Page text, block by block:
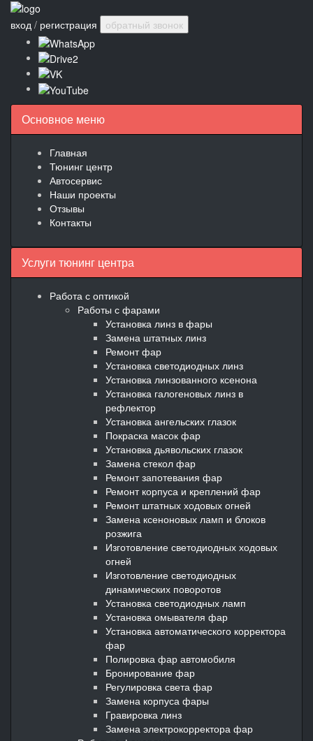
вход / регистрация обратный звонок
Основное меню
Главная
Тюнинг центр
Автосервис
Наши проекты
Отзывы
Контакты
Услуги тюнинг центра
Работа с оптикой
Работы с фарами
Установка линз в фары
Замена штатных линз
Ремонт фар
Установка светодиодных линз
Установка линзованного ксенона
Установка галогеновых линз в
рефлектор
Установка ангельских глазок
Покраска масок фар
Установка дьявольских глазок
Замена стекол фар
Ремонт запотевания фар
Ремонт корпуса и креплений фар
Ремонт штатных ходовых огней
Замена ксеноновых ламп и блоков
розжига
Изготовление светодиодных ходовых
огней
Изготовление светодиодных
динамических поворотов
Установка светодиодных ламп
Установка омывателя фар
Установка автоматического корректора
фар
Полировка фар автомобиля
Бронирование фар
Регулировка света фар
Замена корпуса фары
Гравировка линз
Замена электрокорректора фар